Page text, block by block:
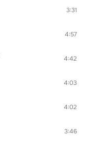
3:31
4:57
4:42
4:03
4:02
3:46